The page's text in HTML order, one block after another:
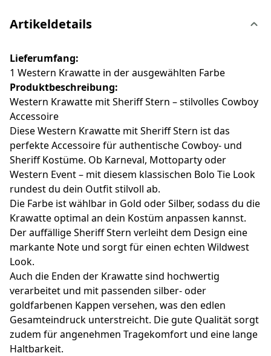
Artikeldetails
Lieferumfang:
1 Western Krawatte in der ausgewählten Farbe
Produktbeschreibung:
Western Krawatte mit Sheriff Stern – stilvolles Cowboy
Accessoire
Diese Western Krawatte mit Sheriff Stern ist das
perfekte Accessoire für authentische Cowboy- und
Sheriff Kostüme. Ob Karneval, Mottoparty oder
Western Event – mit diesem klassischen Bolo Tie Look
rundest du dein Outfit stilvoll ab.
Die Farbe ist wählbar in Gold oder Silber, sodass du die
Krawatte optimal an dein Kostüm anpassen kannst.
Der auffällige Sheriff Stern verleiht dem Design eine
markante Note und sorgt für einen echten Wildwest
Look.
Auch die Enden der Krawatte sind hochwertig
verarbeitet und mit passenden silber- oder
goldfarbenen Kappen versehen, was den edlen
Gesamteindruck unterstreicht. Die gute Qualität sorgt
zudem für angenehmen Tragekomfort und eine lange
Haltbarkeit.